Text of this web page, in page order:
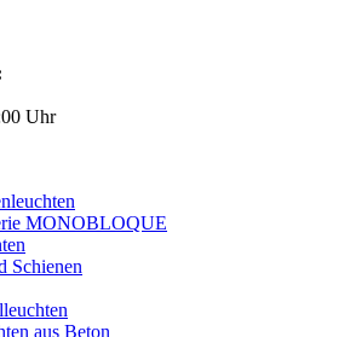
Uhr
MONOBLOQUE
Schienen
aus Beton